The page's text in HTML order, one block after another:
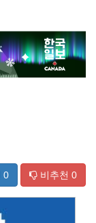
0 비추천 0